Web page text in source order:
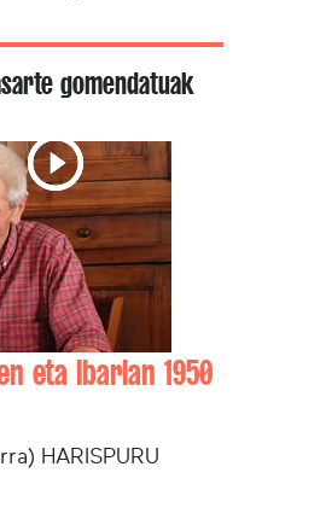
gomendatuak
eta Ibarlan 1950
HARISPURU